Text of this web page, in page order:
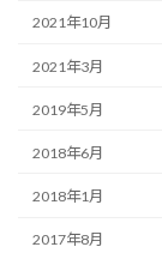
2021年10月
2021年3月
2019年5月
2018年6月
2018年1月
2017年8月